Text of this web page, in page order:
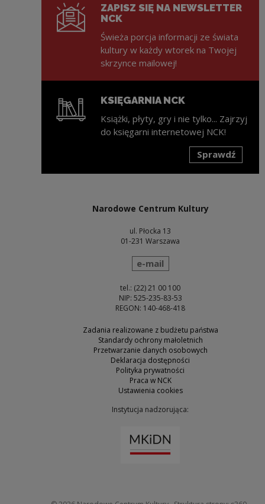
ZAPISZ SIĘ NA NEWSLETTER
NCK
Świeża porcja informacji ze świata
kultury w każdy wtorek na Twojej
skrzynce mailowej!
KSIĘGARNIA NCK
Książki, płyty, gry i nie tylko... Zajrzyj
do księgarni internetowej NCK!
Sprawdź
Narodowe Centrum Kultury
ul. Płocka 13
01-231 Warszawa
wyślij wiadomość
e-mail
tel.: (22) 21 00 100
NIP: 525-235-83-53
REGON: 140-468-418
Zadania realizowane z budżetu państwa
Standardy ochrony małoletnich
Przetwarzanie danych osobowych
Deklaracja dostępności
Polityka prywatności
Praca w NCK
Ustawienia cookies
Instytucja nadzorująca: